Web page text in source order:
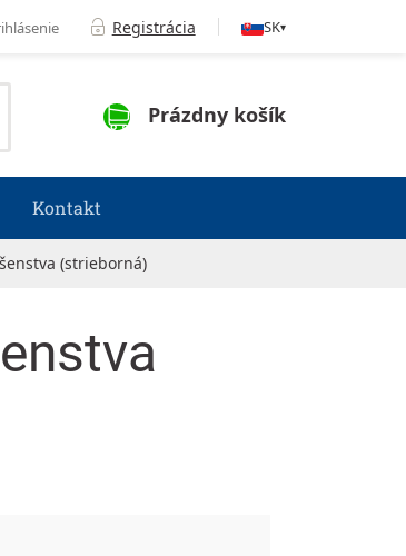
Registrácia SK▾
NÁKUPNÝ KOŠÍK
Prázdny košík
Kontakt
(strieborná)